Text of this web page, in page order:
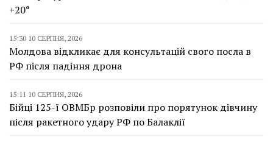
+20°
15:30 10 СЕРПНЯ, 2026
Молдова відкликає для консультацій свого посла в
РФ після падіння дрона
15:11 10 СЕРПНЯ, 2026
Бійці 125-ї ОВМБр розповіли про порятунок дівчину
після ракетного удару РФ по Балаклії